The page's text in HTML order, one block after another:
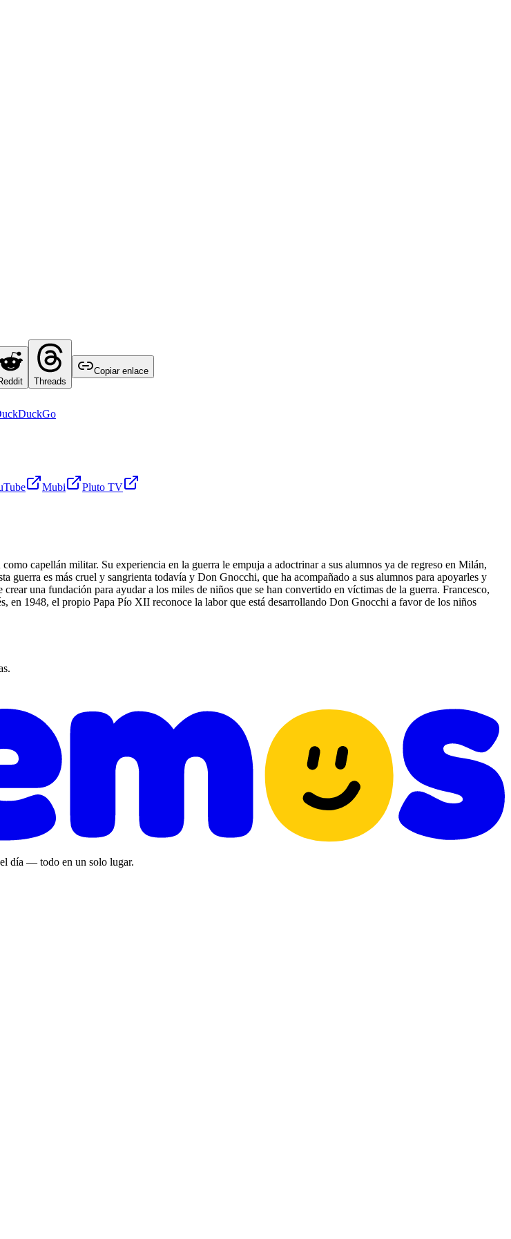
Threads
Copiar enlace
Mubi
Pluto TV
capellán militar. Su experiencia en la guerra le empuja a adoctrinar a sus alumnos ya de regreso en Milán,
guerra es más cruel y sangrienta todavía y Don Gnocchi, que ha acompañado a sus alumnos para apoyarles y
una fundación para ayudar a los miles de niños que se han convertido en víctimas de la guerra. Francesco,
en 1948, el propio Papa Pío XII reconoce la labor que está desarrollando Don Gnocchi a favor de los niños
día — todo en un solo lugar.